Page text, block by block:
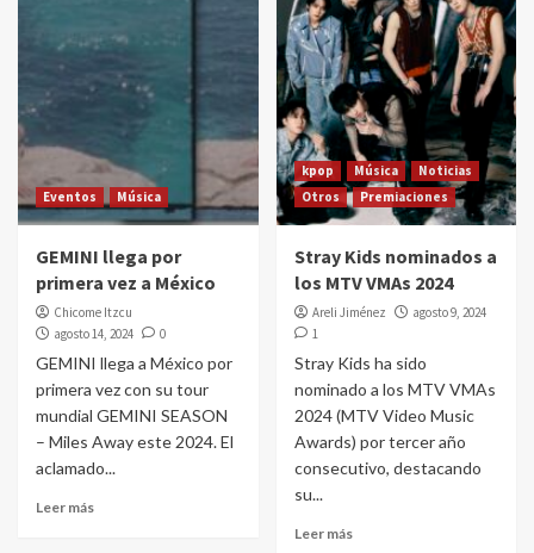
Eventos Música
GEMINI llega por
primera vez a México
Chicome Itzcu
agosto 14, 2024
0
GEMINI llega a México por
primera vez con su tour
mundial GEMINI SEASON
– Miles Away este 2024. El
aclamado...
Leer más
kpop Música
Noticias
Otros
Premiaciones
Stray Kids nominados a
los MTV VMAs 2024
Areli Jiménez
agosto 9, 2024
1
Stray Kids ha sido
nominado a los MTV VMAs
2024 (MTV Video Music
Awards) por tercer año
consecutivo, destacando
su...
Leer más